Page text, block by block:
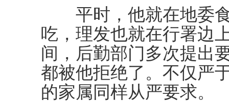
平时，他就在地委食
吃，理发也就在行署边
间，后勤部门多次提出
都被他拒绝了。不仅严
的家属同样从严要求。